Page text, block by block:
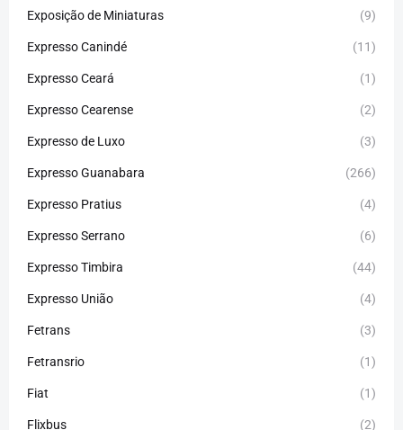
Exposição de Miniaturas (9)
Expresso Canindé (11)
Expresso Ceará (1)
Expresso Cearense (2)
Expresso de Luxo (3)
Expresso Guanabara (266)
Expresso Pratius (4)
Expresso Serrano (6)
Expresso Timbira (44)
Expresso União (4)
Fetrans (3)
Fetransrio (1)
Fiat (1)
Flixbus (2)